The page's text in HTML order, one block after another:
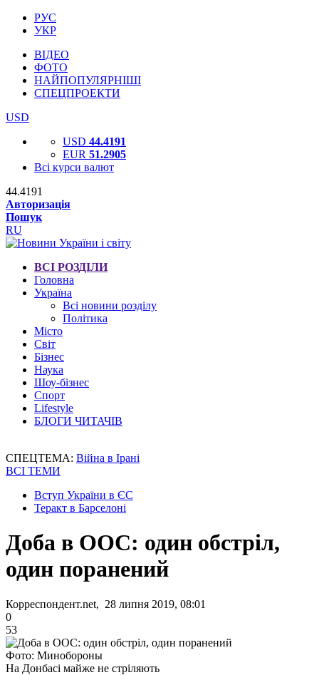
РУС
УКР
ВІДЕО
ФОТО
НАЙПОПУЛЯРНІШІ
СПЕЦПРОЕКТИ
USD
USD 44.4191
EUR 51.2905
Всі курси валют
44.4191
Авторизація
Пошук
RU
ВСІ РОЗДІЛИ
Головна
Україна
Всі новини розділу
Політика
Місто
Світ
Бізнес
Наука
Шоу-бізнес
Спорт
Lifestyle
БЛОГИ ЧИТАЧІВ
СПЕЦТЕМА: Війна в Ірані
ВСІ ТЕМИ
Вступ України в ЄС
Теракт в Барселоні
Доба в ООС: один обстріл,
один поранений
Корреспондент.net, 28 липня 2019, 08:01
0
53
Фото: Минобороны
На Донбасі майже не стріляють